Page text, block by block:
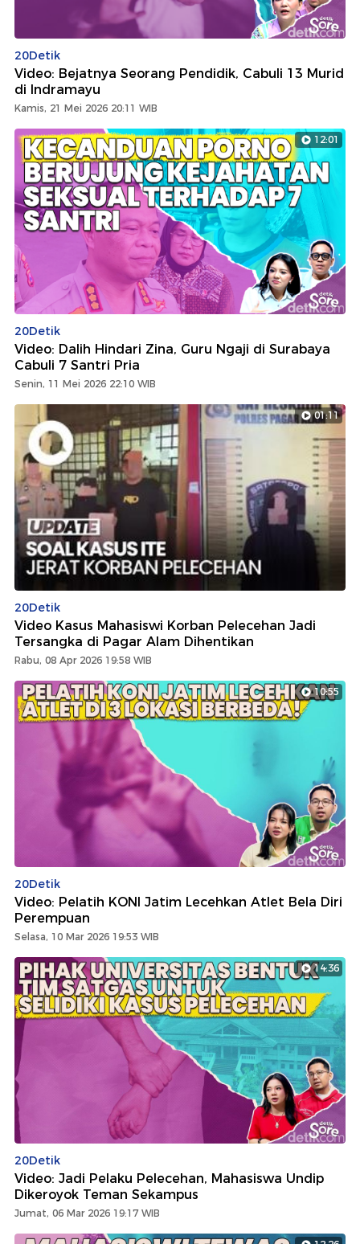
20Detik
Video: Bejatnya Seorang Pendidik, Cabuli 13 Murid
di Indramayu
Kamis, 21 Mei 2026 20:11 WIB
12:01
20Detik
Video: Dalih Hindari Zina, Guru Ngaji di Surabaya
Cabuli 7 Santri Pria
Senin, 11 Mei 2026 22:10 WIB
01:11
20Detik
Video Kasus Mahasiswi Korban Pelecehan Jadi
Tersangka di Pagar Alam Dihentikan
Rabu, 08 Apr 2026 19:58 WIB
10:55
20Detik
Video: Pelatih KONI Jatim Lecehkan Atlet Bela Diri
Perempuan
Selasa, 10 Mar 2026 19:53 WIB
14:36
20Detik
Video: Jadi Pelaku Pelecehan, Mahasiswa Undip
Dikeroyok Teman Sekampus
Jumat, 06 Mar 2026 19:17 WIB